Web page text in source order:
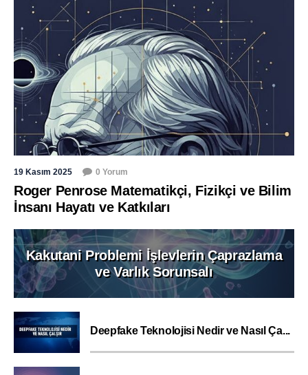
19 Kasım 2025 0 Yorum
Roger Penrose Matematikçi, Fizikçi ve Bilim
İnsanı Hayatı ve Katkıları
Kakutani Problemi İşlevlerin Çaprazlama
ve Varlık Sorunsalı
Deepfake Teknolojisi Nedir ve Nasıl Ça...